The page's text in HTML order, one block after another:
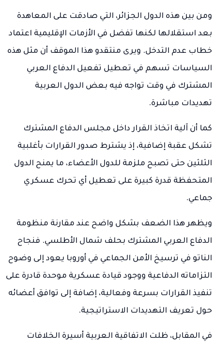
ومن بين هذه الدول الجزائر، التي صادقت على المعاهدة
بعد استقلالها لكنها تفضل في الأزمات الإقليمية اعتماد
خطاب عدم التدخل. ويرى منتقدو هذا الموقف أن مثل هذه
السياسات تسهم في تعطيل تفعيل الدفاع العربي
المشترك في وقت تواجه فيه بعض الدول العربية
تهديدات مباشرة.
كما أن آلية اتخاذ القرار داخل مجلس الدفاع المشترك
تشكل عقبة إضافية، إذ يشترط صدور القرارات بأغلبية
الثلثين حتى تصبح ملزمة للدول الأعضاء، ما يمنح الدول
المتحفظة قدرة كبيرة على تعطيل أي تحرك عسكري
جماعي.
ويظهر هذا الضعف بشكل واضح عند مقارنة منظومة
الدفاع العربي المشترك بحلف شمال الأطلسي. فنجاح
الناتو في ترسيخ الأمن الجماعي في أوروبا يعود إلى وضوح
التزاماته الدفاعية ووجود قيادة عسكرية موحدة قادرة على
تنفيذ القرارات بسرعة وفعالية، إضافة إلى توافق أعضائه
حول تعريف التهديدات الاستراتيجية.
في المقابل، ظلت الاتفاقية العربية أسيرة الخلافات